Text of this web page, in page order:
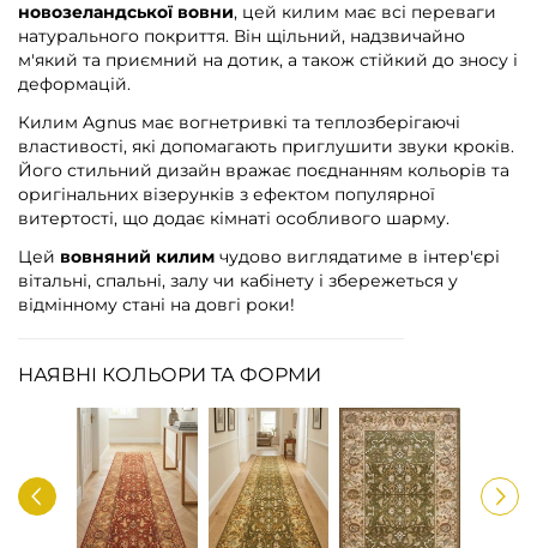
новозеландської вовни, цей килим має всі переваги
натурального покриття. Він щільний, надзвичайно
м'який та приємний на дотик, а також стійкий до зносу і
деформацій.
Килим Agnus має вогнетривкі та теплозберігаючі
властивості, які допомагають приглушити звуки кроків.
Його стильний дизайн вражає поєднанням кольорів та
оригінальних візерунків з ефектом популярної
витертості, що додає кімнаті особливого шарму.
Цей вовняний килим чудово виглядатиме в інтер'єрі
вітальні, спальні, залу чи кабінету і збережеться у
відмінному стані на довгі роки!
НАЯВНІ КОЛЬОРИ ТА ФОРМИ